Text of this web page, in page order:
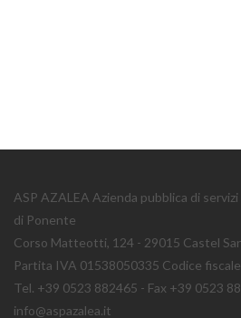
ASP AZALEA Azienda pubblica di
di Ponente
Corso Matteotti, 124 - 29015 Castel
Partita IVA 01538050335 Codice
Tel. +39 0523 882465 - Fax +39 0523
info@aspazalea.it